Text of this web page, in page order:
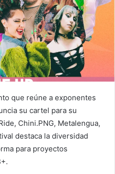
que reúne a exponentes
su cartel para su
Chini.PNG, Metalengua,
destaca la diversidad
para proyectos